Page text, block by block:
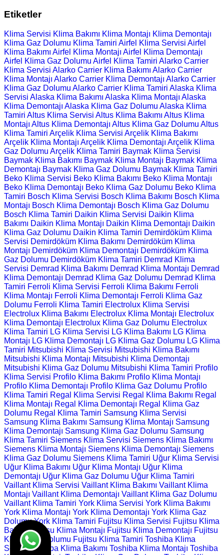
Etiketler
Klima Servisi Klima Bakımı Klima Montajı Klima Demontajı
Klima Gaz Dolumu Klima Tamiri Airfel Klima Servisi Airfel
Klima Bakımı Airfel Klima Montajı Airfel Klima Demontajı
Airfel Klima Gaz Dolumu Airfel Klima Tamiri Alarko Carrier
Klima Servisi Alarko Carrier Klima Bakımı Alarko Carrier
Klima Montajı Alarko Carrier Klima Demontajı Alarko Carrier
Klima Gaz Dolumu Alarko Carrier Klima Tamiri Alaska Klima
Servisi Alaska Klima Bakımı Alaska Klima Montajı Alaska
Klima Demontajı Alaska Klima Gaz Dolumu Alaska Klima
Tamiri Altus Klima Servisi Altus Klima Bakımı Altus Klima
Montajı Altus Klima Demontajı Altus Klima Gaz Dolumu Altus
Klima Tamiri Arçelik Klima Servisi Arçelik Klima Bakımı
Arçelik Klima Montajı Arçelik Klima Demontajı Arçelik Klima
Gaz Dolumu Arçelik Klima Tamiri Baymak Klima Servisi
Baymak Klima Bakımı Baymak Klima Montajı Baymak Klima
Demontajı Baymak Klima Gaz Dolumu Baymak Klima Tamiri
Beko Klima Servisi Beko Klima Bakımı Beko Klima Montajı
Beko Klima Demontajı Beko Klima Gaz Dolumu Beko Klima
Tamiri Bosch Klima Servisi Bosch Klima Bakımı Bosch Klima
Montajı Bosch Klima Demontajı Bosch Klima Gaz Dolumu
Bosch Klima Tamiri Daikin Klima Servisi Daikin Klima
Bakımı Daikin Klima Montajı Daikin Klima Demontajı Daikin
Klima Gaz Dolumu Daikin Klima Tamiri Demirdöküm Klima
Servisi Demirdöküm Klima Bakımı Demirdöküm Klima
Montajı Demirdöküm Klima Demontajı Demirdöküm Klima
Gaz Dolumu Demirdöküm Klima Tamiri Demrad Klima
Servisi Demrad Klima Bakımı Demrad Klima Montajı Demrad
Klima Demontajı Demrad Klima Gaz Dolumu Demrad Klima
Tamiri Ferroli Klima Servisi Ferroli Klima Bakımı Ferroli
Klima Montajı Ferroli Klima Demontajı Ferroli Klima Gaz
Dolumu Ferroli Klima Tamiri Electrolux Klima Servisi
Electrolux Klima Bakımı Electrolux Klima Montajı Electrolux
Klima Demontajı Electrolux Klima Gaz Dolumu Electrolux
Klima Tamiri LG Klima Servisi LG Klima Bakımı LG Klima
Montajı LG Klima Demontajı LG Klima Gaz Dolumu LG Klima
Tamiri Mitsubishi Klima Servisi Mitsubishi Klima Bakımı
Mitsubishi Klima Montajı Mitsubishi Klima Demontajı
Mitsubishi Klima Gaz Dolumu Mitsubishi Klima Tamiri Profilo
Klima Servisi Profilo Klima Bakımı Profilo Klima Montajı
Profilo Klima Demontajı Profilo Klima Gaz Dolumu Profilo
Klima Tamiri Regal Klima Servisi Regal Klima Bakımı Regal
Klima Montajı Regal Klima Demontajı Regal Klima Gaz
Dolumu Regal Klima Tamiri Samsung Klima Servisi
Samsung Klima Bakımı Samsung Klima Montajı Samsung
Klima Demontajı Samsung Klima Gaz Dolumu Samsung
Klima Tamiri Siemens Klima Servisi Siemens Klima Bakımı
Siemens Klima Montajı Siemens Klima Demontajı Siemens
Klima Gaz Dolumu Siemens Klima Tamiri Uğur Klima Servisi
Uğur Klima Bakımı Uğur Klima Montajı Uğur Klima
Demontajı Uğur Klima Gaz Dolumu Uğur Klima Tamiri
Vaillant Klima Servisi Vaillant Klima Bakımı Vaillant Klima
Montajı Vaillant Klima Demontajı Vaillant Klima Gaz Dolumu
Vaillant Klima Tamiri York Klima Servisi York Klima Bakımı
York Klima Montajı York Klima Demontajı York Klima Gaz
Dolumu York Klima Tamiri Fujitsu Klima Servisi Fujitsu Klima
Bakımı Fujitsu Klima Montajı Fujitsu Klima Demontajı Fujitsu
Klima Gaz Dolumu Fujitsu Klima Tamiri Toshiba Klima
Servisi Toshiba Klima Bakımı Toshiba Klima Montajı Toshiba